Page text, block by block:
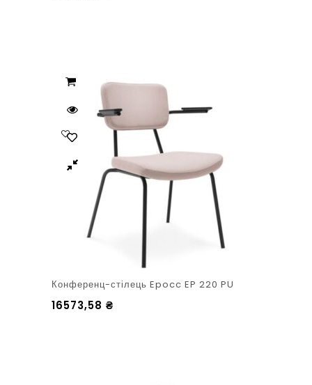
Конференц-стілець Epocc EP 220 PU
16573,58 ₴